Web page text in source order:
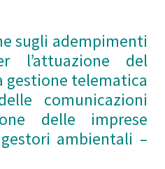
sugli adempimenti
l’attuazione del
gestione telematica
comunicazioni
delle imprese
ambientali –